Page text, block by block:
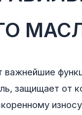
защищает от